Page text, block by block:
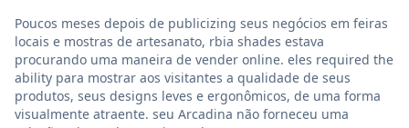
Poucos meses depois de publicizing seus negócios em feiras
locais e mostras de artesanato, rbia shades estava
procurando uma maneira de vender online. eles required the
ability para mostrar aos visitantes a qualidade de seus
produtos, seus designs leves e ergonômicos, de uma forma
visualmente atraente. seu Arcadina não forneceu uma